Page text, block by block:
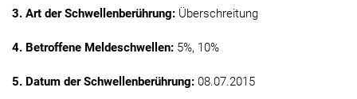
3. Art der Schwellenberührung: Überschreitung
4. Betroffene Meldeschwellen: 5%, 10%
5. Datum der Schwellenberührung: 08.07.2015